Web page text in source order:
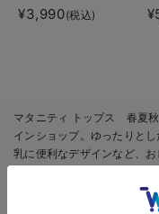
ス マタニティ・授乳
服【出産後も長く着ら
¥3,990(税込)
マタニティ トップス 春夏
インショップ。ゆったりと
乳に便利なデザインなど、
マタニティウェア・授乳服